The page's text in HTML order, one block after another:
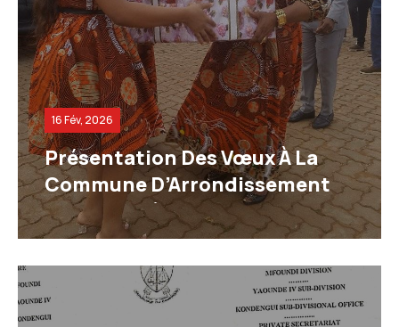
16 Fév, 2026
Présentation Des Vœux À La
Commune D’Arrondissement
De Yaoundé IV.